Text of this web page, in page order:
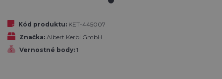
Kód produktu: KET-445007
Značka: Albert Kerbl GmbH
Vernostné body: 1